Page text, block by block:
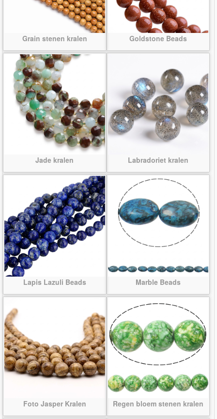
Grain stenen kralen Goldstone Beads
Jade kralen Labradoriet kralen
Lapis Lazuli Beads Marble Beads
Foto Jasper Kralen Regen bloem stenen kralen